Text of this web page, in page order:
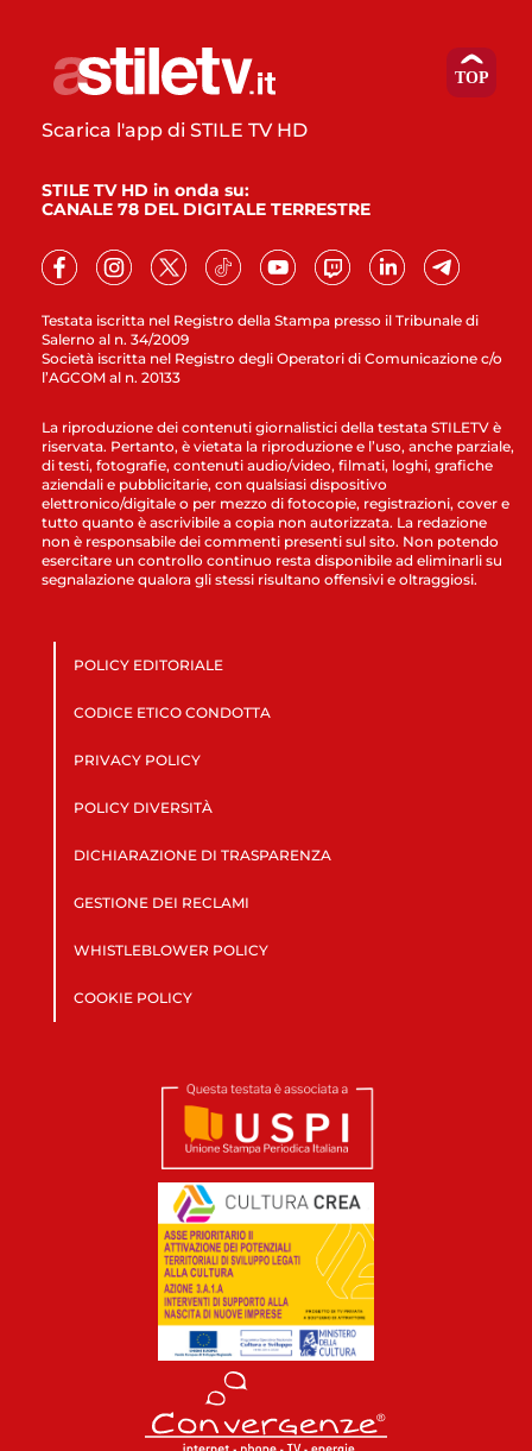
Testata iscritta nel Registro della Stampa presso il Tribunale di
Salerno al n. 34/2009
Società iscritta nel Registro degli Operatori di Comunicazione c/o
l’AGCOM al n. 20133
Scarica l'app di STILE TV HD
STILE TV HD in onda su:
CANALE 78 DEL DIGITALE TERRESTRE
La riproduzione dei contenuti giornalistici della testata STILETV è
riservata. Pertanto, è vietata la riproduzione e l’uso, anche parziale,
di testi, fotografie, contenuti audio/video, filmati, loghi, grafiche
aziendali e pubblicitarie, con qualsiasi dispositivo
elettronico/digitale o per mezzo di fotocopie, registrazioni, cover e
tutto quanto è ascrivibile a copia non autorizzata. La redazione
non è responsabile dei commenti presenti sul sito. Non potendo
esercitare un controllo continuo resta disponibile ad eliminarli su
segnalazione qualora gli stessi risultano offensivi e oltraggiosi.
POLICY EDITORIALE
CODICE ETICO CONDOTTA
PRIVACY POLICY
POLICY DIVERSITÀ
DICHIARAZIONE DI TRASPARENZA
GESTIONE DEI RECLAMI
WHISTLEBLOWER POLICY
COOKIE POLICY